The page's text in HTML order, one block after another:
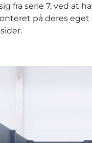
fra serie 7, ved at
på deres